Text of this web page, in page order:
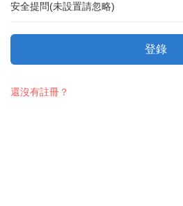
安全提問(未設置請忽略)
登錄
還沒有註冊？